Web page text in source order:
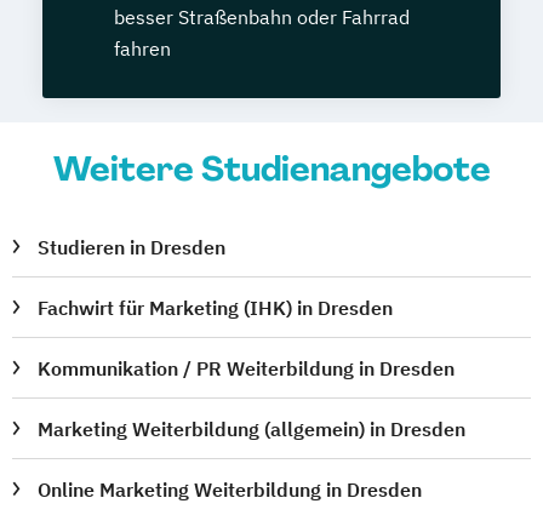
besser Straßenbahn oder Fahrrad
fahren
Weitere Studienangebote
Studieren in Dresden
Fachwirt für Marketing (IHK) in Dresden
Kommunikation / PR Weiterbildung in Dresden
Marketing Weiterbildung (allgemein) in Dresden
Online Marketing Weiterbildung in Dresden